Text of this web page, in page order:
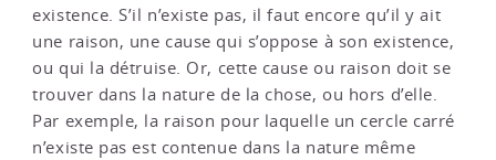
existence. S’il n’existe pas, il faut encore qu’il y ait
une raison, une cause qui s’oppose à son existence,
ou qui la détruise. Or, cette cause ou raison doit se
trouver dans la nature de la chose, ou hors d’elle.
Par exemple, la raison pour laquelle un cercle carré
n’existe pas est contenue dans la nature même